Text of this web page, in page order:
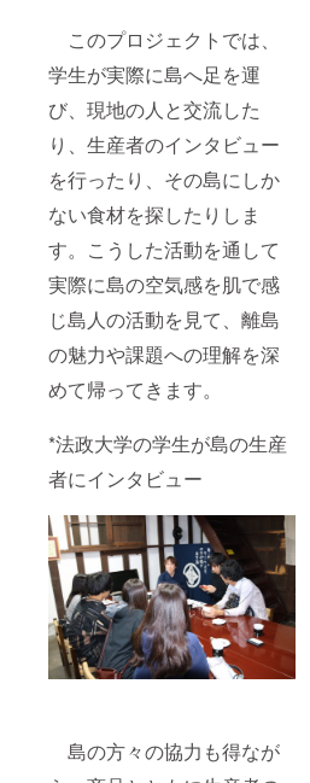
このプロジェクトでは、
学生が実際に島へ足を運
び、現地の人と交流した
り、生産者のインタビュー
を行ったり、その島にしか
ない食材を探したりしま
す。こうした活動を通して
実際に島の空気感を肌で感
じ島人の活動を見て、離島
の魅力や課題への理解を深
めて帰ってきます。
*法政大学の学生が島の生産
者にインタビュー
島の方々の協力も得なが